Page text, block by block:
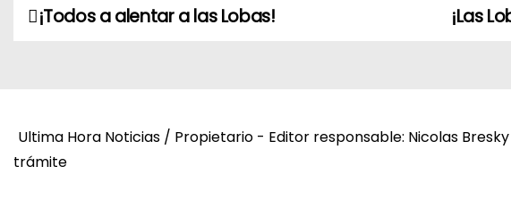
N
e
g
¡Las
¡Todos a alentar a las Lobas!
Ultima Hora Noticias / Propietario - Editor responsable: Nicolas
trámite